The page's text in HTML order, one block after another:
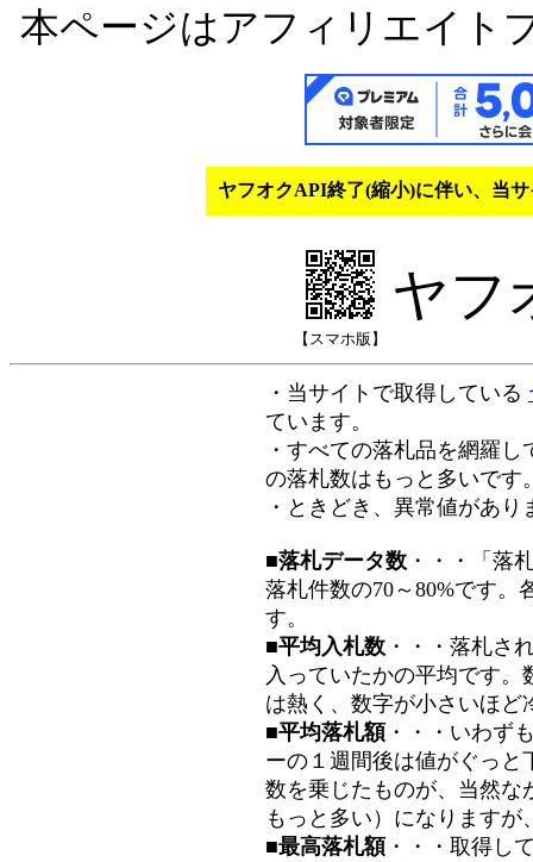
本ページはアフィリエイト
ヤフオクAPI終了(縮小)に伴い、当
【スマホ版】
ヤフ
・当サイトで取得している
ています。
・すべての落札品を網羅
の落札数はもっと多いです
・ときどき、異常値があ
■落札データ数 ・・・「落
落札件数の70～80%です。
す。
■平均入札数 ・・・落札さ
入っていたかの平均です
は熱く、数字が小さいほど
■平均落札額 ・・・いわず
ーの１週間後は値がぐっと
数を乗じたものが、当然な
もっと多い）になります
■最高落札額 ・・・取得し